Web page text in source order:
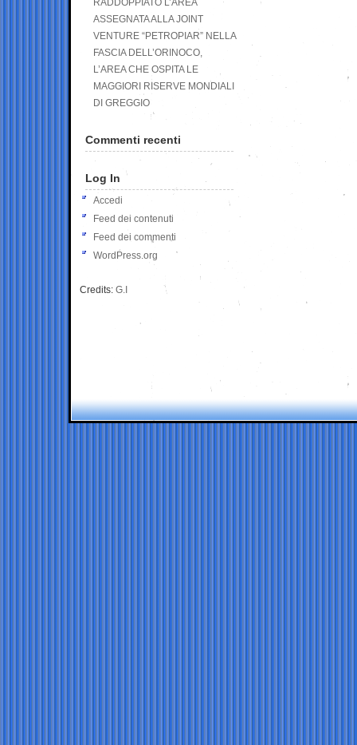
RADDOPPIATO L’AREA
ASSEGNATA ALLA JOINT
VENTURE “PETROPIAR” NELLA
FASCIA DELL’ORINOCO,
L’AREA CHE OSPITA LE
MAGGIORI RISERVE MONDIALI
DI GREGGIO
Commenti recenti
Log In
Accedi
Feed dei contenuti
Feed dei commenti
WordPress.org
Credits: G.I